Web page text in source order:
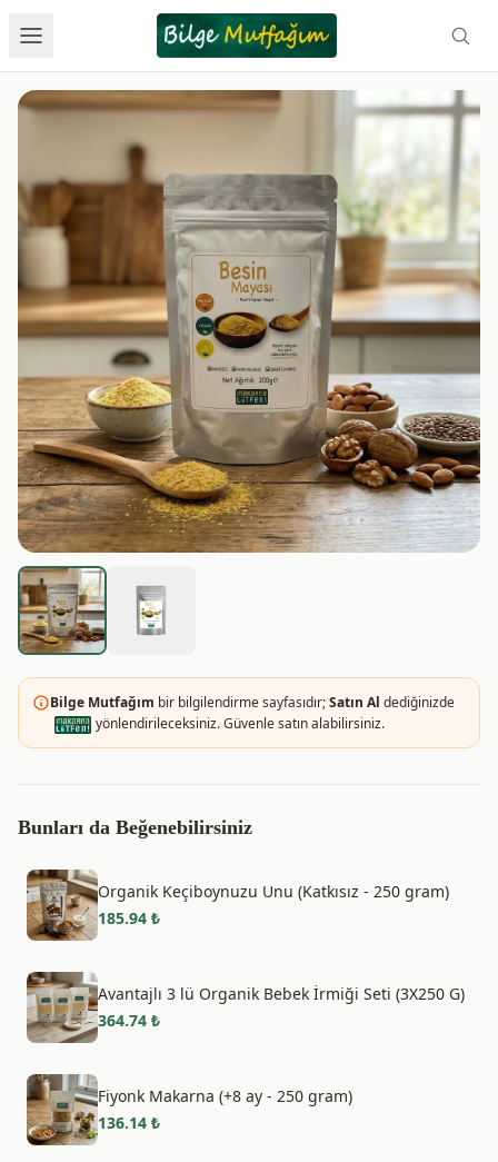
Bilge Mutfağım bir bilgilendirme sayfasıdır;Satın Al dediğinizde
yönlendirileceksiniz. Güvenle satın alabilirsiniz.
Bunları da Beğenebilirsiniz
Organik Keçiboynuzu Unu (Katkısız - 250 gram)
185.94 ₺
Avantajlı 3 lü Organik Bebek İrmiği Seti (3X250 G)
364.74 ₺
Fiyonk Makarna (+8 ay - 250 gram)
136.14 ₺